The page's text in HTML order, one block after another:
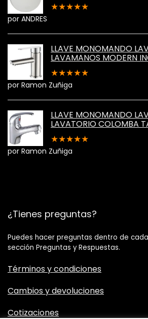
★★★★★
por ANDRES
LLAVE MONOMANDO
LAVAMANOS MODERN
★★★★★
por Ramon Zuñiga
LLAVE MONOMANDO
LAVATORIO COLOMBA
★★★★★
por Ramon Zuñiga
¿Tienes preguntas?
Puedes hacer preguntas dentro de
sección Preguntas y Respuestas.
Términos y condiciones
Cambios y devoluciones
Cotizaciones​